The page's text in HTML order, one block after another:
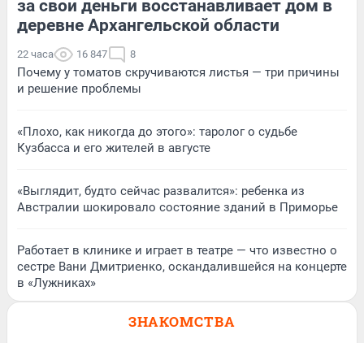
за свои деньги восстанавливает дом в
деревне Архангельской области
22 часа 16 847 8
Почему у томатов скручиваются листья — три причины
и решение проблемы
«Плохо, как никогда до этого»: таролог о судьбе
Кузбасса и его жителей в августе
«Выглядит, будто сейчас развалится»: ребенка из
Австралии шокировало состояние зданий в Приморье
Работает в клинике и играет в театре — что известно о
сестре Вани Дмитриенко, оскандалившейся на концерте
в «Лужниках»
ЗНАКОМСТВА